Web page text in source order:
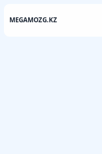
MEGAMOZG.KZ